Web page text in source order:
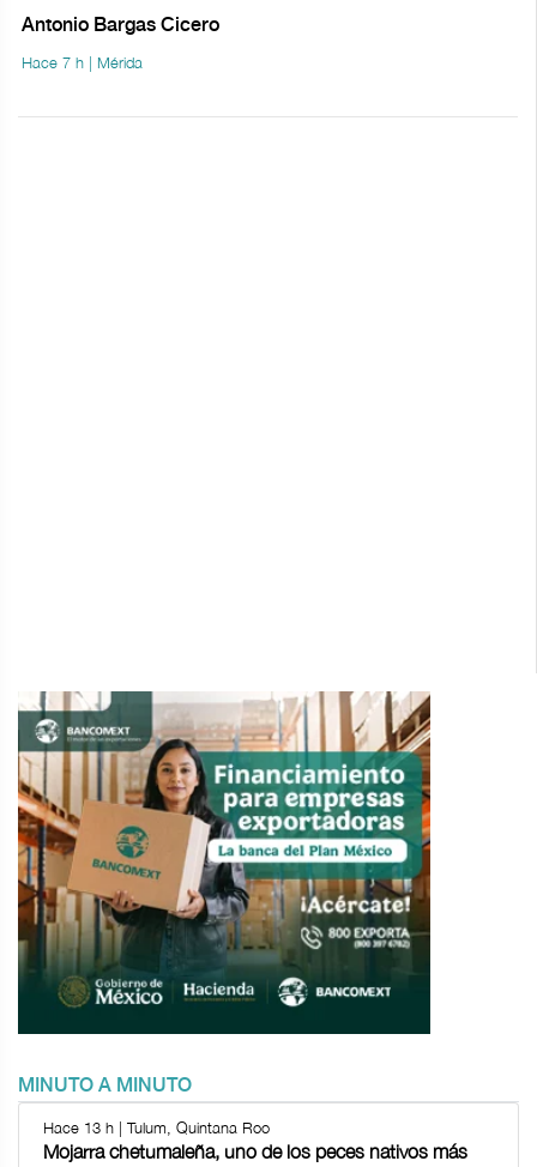
Antonio Bargas Cicero
Hace 7 h | Mérida
MINUTO A MINUTO
Hace 13 h | Tulum, Quintana Roo
Mojarra chetumaleña, uno de los peces nativos más